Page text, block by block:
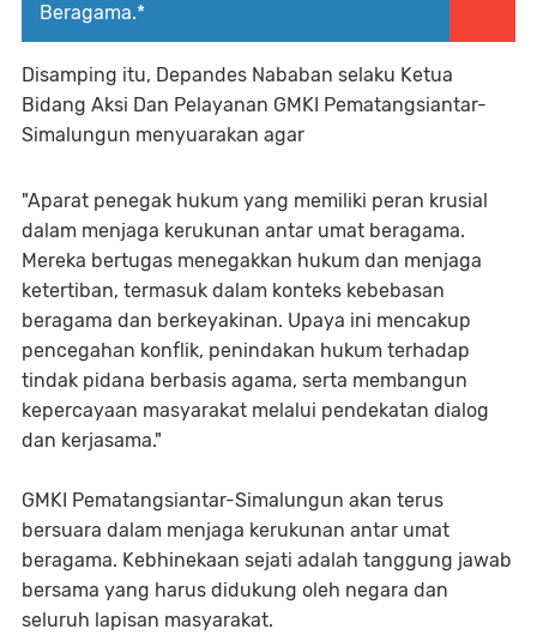
Beragama.*
Disamping itu, Depandes Nababan selaku Ketua
Bidang Aksi Dan Pelayanan GMKI Pematangsiantar-
Simalungun menyuarakan agar
"Aparat penegak hukum yang memiliki peran krusial
dalam menjaga kerukunan antar umat beragama.
Mereka bertugas menegakkan hukum dan menjaga
ketertiban, termasuk dalam konteks kebebasan
beragama dan berkeyakinan. Upaya ini mencakup
pencegahan konflik, penindakan hukum terhadap
tindak pidana berbasis agama, serta membangun
kepercayaan masyarakat melalui pendekatan dialog
dan kerjasama."
GMKI Pematangsiantar-Simalungun akan terus
bersuara dalam menjaga kerukunan antar umat
beragama. Kebhinekaan sejati adalah tanggung jawab
bersama yang harus didukung oleh negara dan
seluruh lapisan masyarakat.